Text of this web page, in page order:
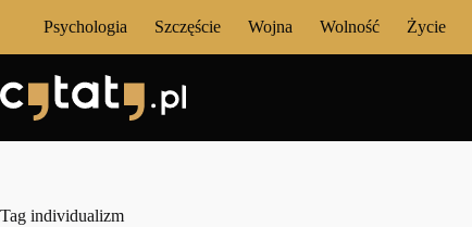
Psychologia Szczęście Wojna Wolność Życie
Tag individualizm